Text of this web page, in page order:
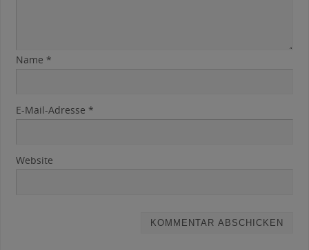
Name *
E-Mail-Adresse *
Website